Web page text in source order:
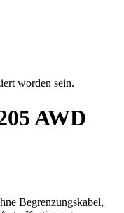
worden sein.
AWD
Begrenzungskabel,